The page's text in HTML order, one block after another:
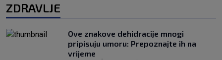
ZDRAVLJE
Ove znakove dehidracije mnogi
pripisuju umoru: Prepoznajte ih na
vrijeme